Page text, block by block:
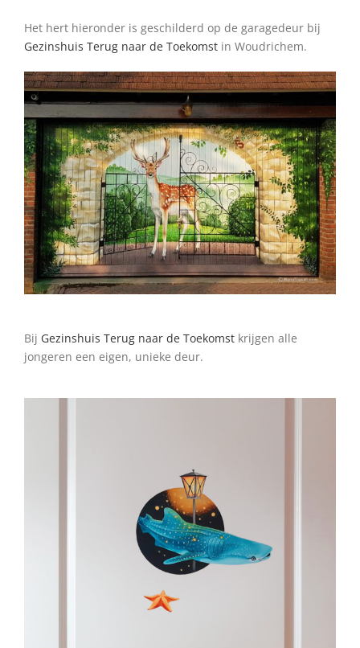
Het hert hieronder is geschilderd op de garagedeur bij
Gezinshuis Terug naar de Toekomstin Woudrichem.
Bij Gezinshuis Terug naar de Toekomstkrijgen alle
jongeren een eigen, unieke deur.